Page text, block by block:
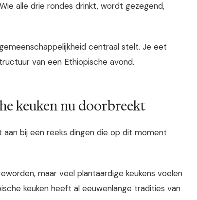
alle drie rondes drinkt, wordt gezegend,
centraal stelt. Je eet
van een Ethiopische avond.
keuken nu doorbreekt
aan bij een reeks dingen die op dit moment
maar veel plantaardige keukens voelen
keuken heeft al eeuwenlange tradities van